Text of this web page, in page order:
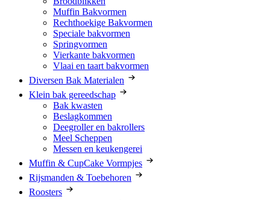
Muffin Bakvormen
Rechthoekige Bakvormen
Speciale bakvormen
Springvormen
Vierkante bakvormen
Vlaai en taart bakvormen
Diversen Bak Materialen
Klein bak gereedschap
Bak kwasten
Beslagkommen
Deegroller en bakrollers
Meel Scheppen
Messen en keukengerei
Muffin & CupCake Vormpjes
Rijsmanden & Toebehoren
Roosters